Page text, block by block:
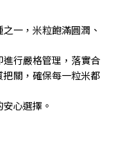
一，米粒飽滿圓潤、
行嚴格管理，落實合
關，確保每一粒米都
心選擇。